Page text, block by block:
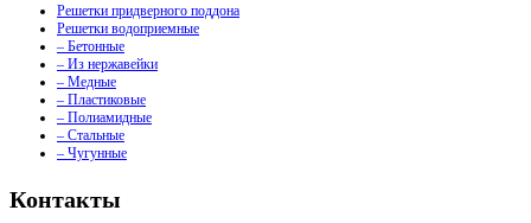
Решетки придверного поддона
Решетки водоприемные
– Бетонные
– Из нержавейки
– Медные
– Пластиковые
– Полиамидные
– Стальные
– Чугунные
Контакты